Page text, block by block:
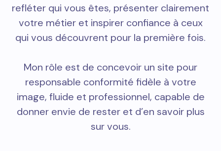
refléter qui vous êtes, présenter clairement
votre métier et inspirer confiance à ceux
qui vous découvrent pour la première fois.
Mon rôle est de concevoir un site pour
responsable conformité fidèle à votre
image, fluide et professionnel, capable de
donner envie de rester et d’en savoir plus
sur vous.